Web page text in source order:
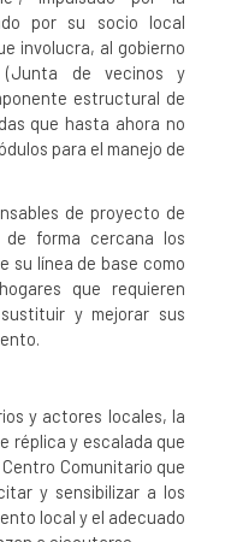
por su socio local
involucra, al gobierno
(Junta de vecinos y
estructural de
que hasta ahora no
para el manejo de
de proyecto de
de forma cercana los
su línea de base como
que requieren
y mejorar sus
y actores locales, la
réplica y escalada que
Comunitario que
y sensibilizar a los
local y el adecuado